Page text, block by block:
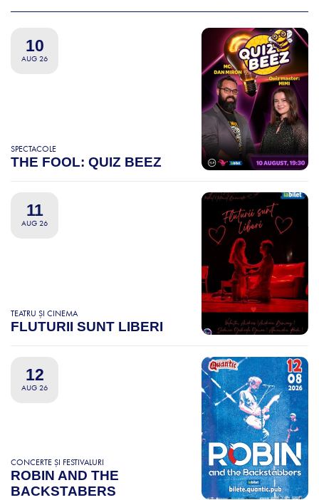
10
AUG 26
SPECTACOLE
THE FOOL: QUIZ BEEZ
11
AUG 26
TEATRU ȘI CINEMA
FLUTURII SUNT LIBERI
12
AUG 26
CONCERTE ȘI FESTIVALURI
ROBIN AND THE
BACKSTABERS